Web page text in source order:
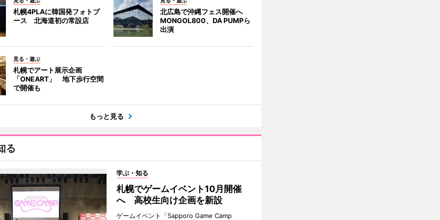
札幌4PLAに韓国発フォトブ
ース 北海道初の常設店
北広島で沖縄フェス開催へ
MONGOL800、DA PUMPら
出演
見る・遊ぶ
札幌でアート展示企画
「ONEART」 地下歩行空間
で開催も
もっと見る
る
学ぶ・知る
札幌でゲームイベント10月開催
へ 高校生向け企画を新設
ゲームイベント「Sapporo Game Camp